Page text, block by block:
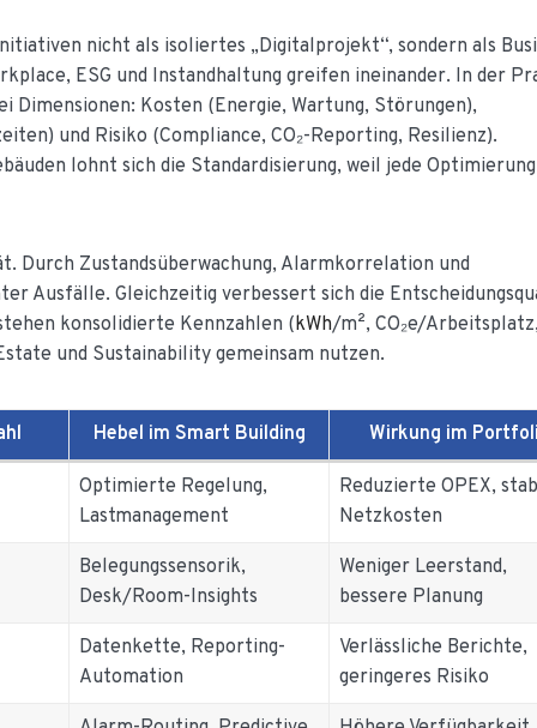
nicht als isoliertes „Digitalprojekt“, sondern als
ESG und Instandhaltung greifen ineinander. In der
Kosten (Energie, Wartung, Störungen),
und Risiko (Compliance, CO₂-Reporting, Resilienz).
lohnt sich die Standardisierung, weil jede Optimierung
Durch Zustandsüberwachung, Alarmkorrelation und
Ausfälle. Gleichzeitig verbessert sich die
konsolidierte Kennzahlen (kWh/m², CO₂e/
und Sustainability gemeinsam nutzen.
Hebel im Smart Building Wirkung im
Optimierte Regelung,
Lastmanagement
Reduzierte OPEX,
Netzkosten
Belegungssensorik,
Desk/Room-Insights
Weniger Leerstand,
bessere Planung
Datenkette, Reporting-
Automation
Verlässliche Berichte,
geringeres Risiko